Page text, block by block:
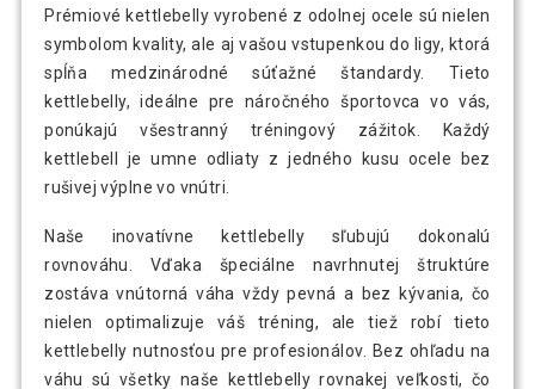
Prémiové kettlebelly vyrobené z odolnej ocele sú nielen
symbolom kvality, ale aj vašou vstupenkou do ligy, ktorá
spĺňa medzinárodné súťažné štandardy. Tieto
kettlebelly, ideálne pre náročného športovca vo vás,
ponúkajú všestranný tréningový zážitok. Každý
kettlebell je umne odliaty z jedného kusu ocele bez
rušivej výplne vo vnútri.
Naše inovatívne kettlebelly sľubujú dokonalú
rovnováhu. Vďaka špeciálne navrhnutej štruktúre
zostáva vnútorná váha vždy pevná a bez kývania, čo
nielen optimalizuje váš tréning, ale tiež robí tieto
kettlebelly nutnosťou pre profesionálov. Bez ohľadu na
váhu sú všetky naše kettlebelly rovnakej veľkosti, čo